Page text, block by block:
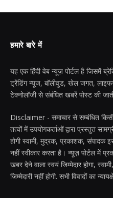
हमारे बारे में
यह एक हिंदी वेब न्यूज़ पोर्टल है जिसमें
ट्रेंडिंग न्यूज, बॉलीवुड, खेल जगत,
टेक्नोलॉजी से संबंधित खबरें पोस्ट की
Disclaimer - समाचार से सम्बंधित
तत्वों में उपयोगकर्ताओं द्वारा प्रस्तुत
होगी स्वामी, मुद्रक, प्रकाशक, संपादक
नहीं स्वीकार करता है। न्यूज़ पोर्टल में
खबर देने वाला स्वयं जिम्मेदार होगा,
जिम्मेदारी नहीं होगी. सभी विवादों का